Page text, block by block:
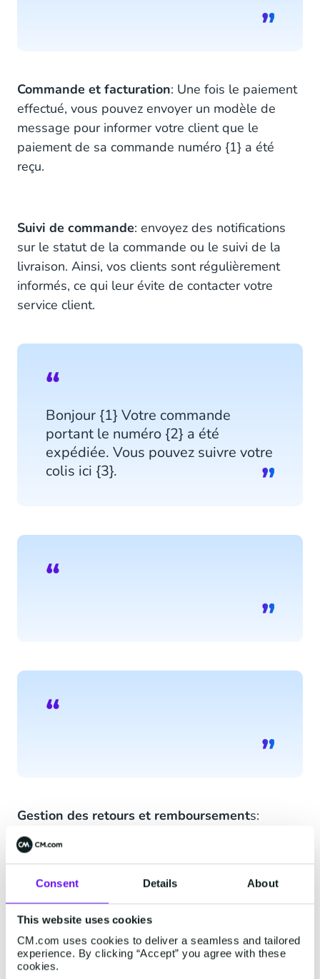
Consent Details About
This website uses cookies
CM.com uses cookies to deliver a seamless and tailored
experience. By clicking “Accept” you agree with these
cookies.
Commande et facturation: Une fois le paiement
effectué, vous pouvez envoyer un modèle de
message pour informer votre client que le
paiement de sa commande numéro {1} a été
reçu.
Suivi de commande: envoyez des notifications
sur le statut de la commande ou le suivi de la
livraison. Ainsi, vos clients sont régulièrement
informés, ce qui leur évite de contacter votre
service client.
Bonjour {1} Votre commande
portant le numéro {2} a été
expédiée. Vous pouvez suivre votre
colis ici {3}.
Gestion des retours et remboursements:
lorsqu'un client vous contacte à propos du retour
de sa commande (le colis est-il arrivé dans votre
Etc.), vous pouvez facilement répondre avec un
modèle de message. Si vous utilisez les bons
correspondant au numéro de téléphone utilisé et
vérifiez le numéro de commande transmis par le